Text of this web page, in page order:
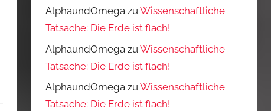
AlphaundOmega zuWissenschaftliche
Tatsache: Die Erde ist flach!
AlphaundOmega zuWissenschaftliche
Tatsache: Die Erde ist flach!
AlphaundOmega zuWissenschaftliche
Tatsache: Die Erde ist flach!